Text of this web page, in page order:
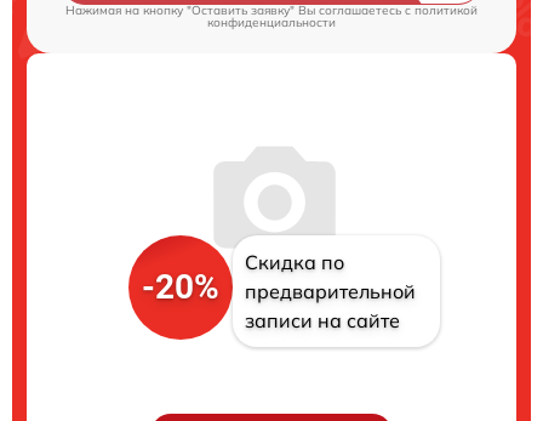
Нажимая на кнопку "Оставить заявку" Вы соглашаетесь cполитикой
конфиденциальности
-20%
Скидка по
предварительной
записи на сайте